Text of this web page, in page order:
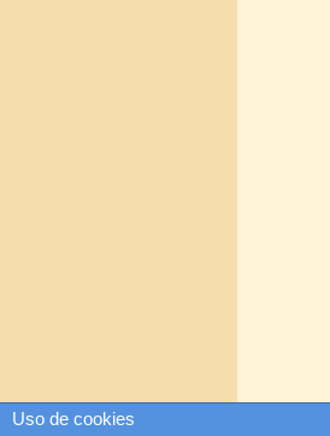
Uso de cookies